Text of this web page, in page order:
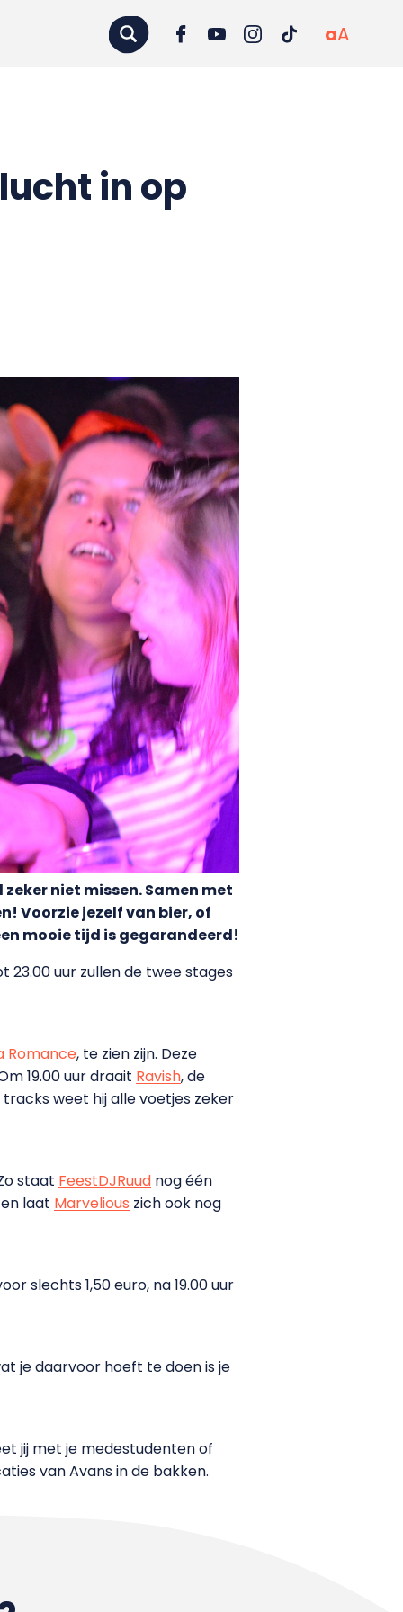
aA
in op
niet missen. Samen met
Voorzie jezelf van bier, of
mooie tijd is gegarandeerd!
23.00 uur zullen de twee stages
Romance, te zien zijn. Deze
19.00 uur draait Ravish, de
weet hij alle voetjes zeker
staat FeestDJRuud nog één
laat Marvelious zich ook nog
slechts 1,50 euro, na 19.00 uur
je daarvoor hoeft te doen is je
jij met je medestudenten of
van Avans in de bakken.